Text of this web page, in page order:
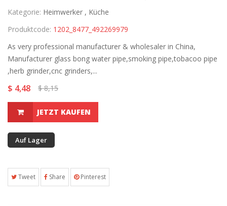
Kategorie: Heimwerker , Küche
Produktcode: 1202_8477_492269979
As very professional manufacturer & wholesaler in China,
Manufacturer glass bong water pipe,smoking pipe,tobacoo pipe
,herb grinder,cnc grinders,...
$ 4,48 $ 8,15
JETZT KAUFEN
Auf Lager
Tweet Share Pinterest